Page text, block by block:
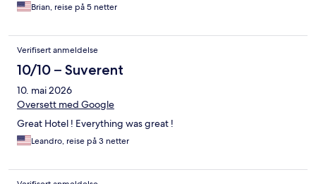
Brian, reise på 5 netter
Verifisert anmeldelse
10/10 – Suverent
10. mai 2026
Oversett med Google
Great Hotel ! Everything was great !
Leandro, reise på 3 netter